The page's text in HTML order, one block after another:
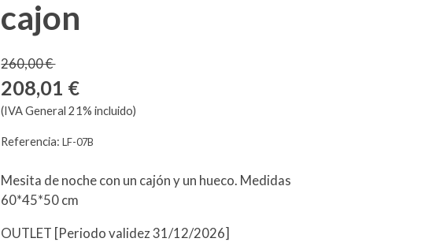
cajon
260,00 €
208,01 €
(IVA General 21% incluido)
Referencia:LF-07B
Mesita de noche con un cajón y un hueco. Medidas
60*45*50 cm
OUTLET [Periodo validez 31/12/2026]